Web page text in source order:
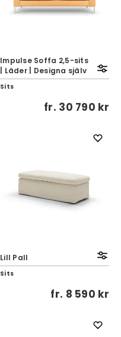
Impulse Soffa 2,5-sits
| Läder | Designa själv
Sits
fr. 30 790 kr
Lill Pall
Sits
fr. 8 590 kr